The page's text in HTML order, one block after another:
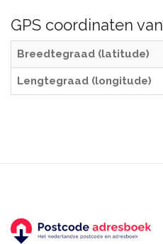
GPS coordinaten van
Breedtegraad (latitude)
Lengtegraad (longitude)